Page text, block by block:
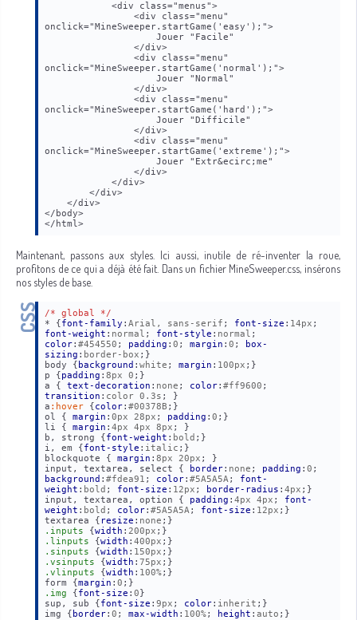
<div class="menus">
<div class="menu"
onclick="MineSweeper.startGame('easy');">
Jouer "Facile"
</div>
<div class="menu"
onclick="MineSweeper.startGame('normal');">
Jouer "Normal"
</div>
<div class="menu"
onclick="MineSweeper.startGame('hard');">
Jouer "Difficile"
</div>
<div class="menu"
onclick="MineSweeper.startGame('extreme');">
Jouer "Extr&ecirc;me"
</div>
</div>
</div>
</div>
</body>
</html>
Maintenant, passons aux styles. Ici aussi, inutile de ré-inventer la roue,
profitons de ce qui a déjà été fait. Dans un fichier MineSweeper.css, insérons
nos styles de base.
/* global */
* {font-family : Arial, sans-serif ; font-size : 14px
font-weight : normal ; font-style : normal
color: #454550 ; padding : 0 ; margin : 0 ;
box-
sizing : border-box ;}
body { background : white ; margin : 100px ;}
p {padding : 8px 0 ;}
a { text-decoration : none ; color: #ff9600
transition : color 0.3s ; }
a :hover {color: #00378B ;}
ol { margin : 0px 28px ; padding : 0 ;}
li { margin : 4px 4px 8px ; }
b, strong {font-weight : bold ;}
i, em {font-style : italic ;}
blockquote { margin : 8px 20px ; }
input, textarea, select {
border: none ; padding : 0
background : #fdea91 ; color: #5A5A5A; font-
weight : bold ; font-size : 12px ; border-radius : 4px ;}
input, textarea, option { padding : 4px 4px ; font-
weight : bold ; color: #5A5A5A; font-size : 12px ;}
textarea { resize : none
.inputs {width : 200px
.linputs {width : 400px
.sinputs {width : 150px
.vsinputs {width : 75px
.vlinputs {width : 100%;}
form {margin : 0
.img {font-size : 0}
sup, sub {font-size : 9px ; color: inherit ;}
img { border: 0 ; max-width : 100%; height : auto ;}